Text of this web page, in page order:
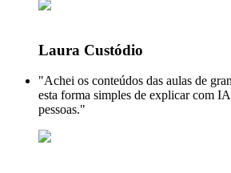
Laura Custódio
"Achei os conteúdos das aulas de
esta forma simples de explicar com
pessoas."